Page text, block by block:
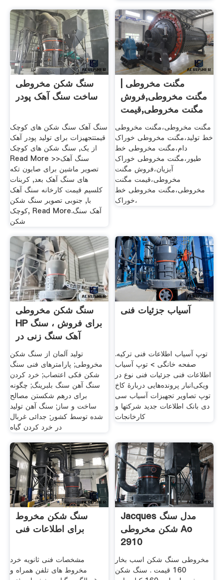
سنگ شکن مخروطی
ساخت سنگ آهک پودر
سنگ آهک سنگ شکن های کوچک
قیمتتجهیزات برای تولید پودر آهک
از یک, سنگ شکن های کوچک
Read More >>سنگ آهک
تصویر ماشین برای صابون تکه
های سنگ آهک بعد, کربنات
کلسیم قیمت کارخانه سنگ آهک
با, جنوبی تصویر سنگ شکن
کوچک, Read More.آهک سنگ
شکن
مگنت مخروطی |
مگنت مخروطی,فروش
مگنت مخروطی,قیمت
مگنت مخروطی،مگنت مخروطی
خط تولید،مگنت مخروطی خوراک
دام،مگنت مخروطی خط
طیور،مگنت مخروطی خوراک
آبزیان،فروش مگنت
مخروطی،قیمت مگنت
مخروطی،مگنت مخروطی خط
خوراک،
سنگ شکن مخروطی
HP برای فروش ، سنگ
آهک سنگ زنی در
تولید آلمان از سنگ شکن
مخروطی; پارامترهای فنی سنگ
شکن فکی اعتصاب; خرد کردن
سنگ آهن سنگ بلبرینگ; چگونه
برای درهم شکستن مصالح
ساخت و ساز; سنگ آهن تولید
شده توسط کشور; جدائی غربال
در خرد کردن گیاه
آسیاب جزئیات فنی
توپ آسیاب اطلاعات فنی ترکیه.
صفحه خانگی > توپ آسیاب
اطلاعات فنی جزئیات فنی نوع در
ویکی‌انبار پرونده‌هایی دربارهٔ کاخ
توپ تصاویر تجهیزات آسیاب سی
دی بانک اطلاعات جدید شرکتها و
کارخانجات
سنگ شکن مخروط
برای اطلاعات فنی
مشخصات فنی ثانویه خرد
مخروط های تلفن همراه و
Jacques مدل سنگ
شکن مخروطی Ao
2910
مخروطی سنگ شکن اسب بخار
160 قیمت . سنگ شکن